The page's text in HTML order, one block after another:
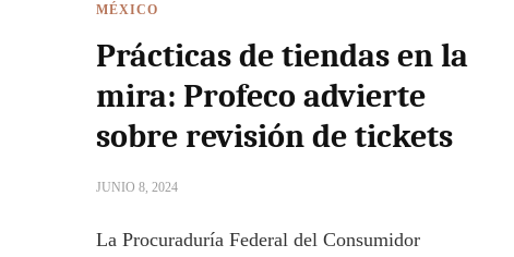
MÉXICO
Prácticas de tiendas en la
mira: Profeco advierte
sobre revisión de tickets
JUNIO 8, 2024
La Procuraduría Federal del Consumidor